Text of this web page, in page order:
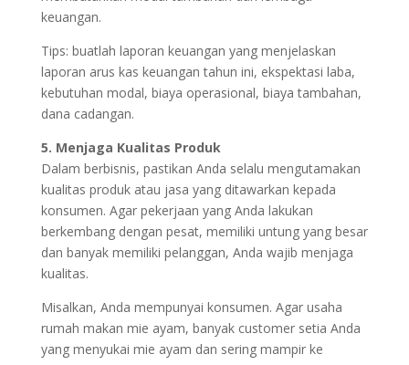
keuangan.
Tips: buatlah laporan keuangan yang menjelaskan
laporan arus kas keuangan tahun ini, ekspektasi laba,
kebutuhan modal, biaya operasional, biaya tambahan,
dana cadangan.
5. Menjaga Kualitas Produk
Dalam berbisnis, pastikan Anda selalu mengutamakan
kualitas produk atau jasa yang ditawarkan kepada
konsumen. Agar pekerjaan yang Anda lakukan
berkembang dengan pesat, memiliki untung yang besar
dan banyak memiliki pelanggan, Anda wajib menjaga
kualitas.
Misalkan, Anda mempunyai konsumen. Agar usaha
rumah makan mie ayam, banyak customer setia Anda
yang menyukai mie ayam dan sering mampir ke